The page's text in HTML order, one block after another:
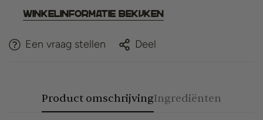
Winkelinformatie bekijken
Een vraag stellen Deel
Product omschrijvingIngrediënten